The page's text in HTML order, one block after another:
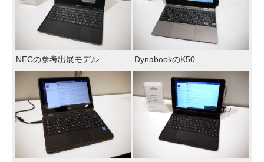
NECの参考出展モデル DynabookのK50